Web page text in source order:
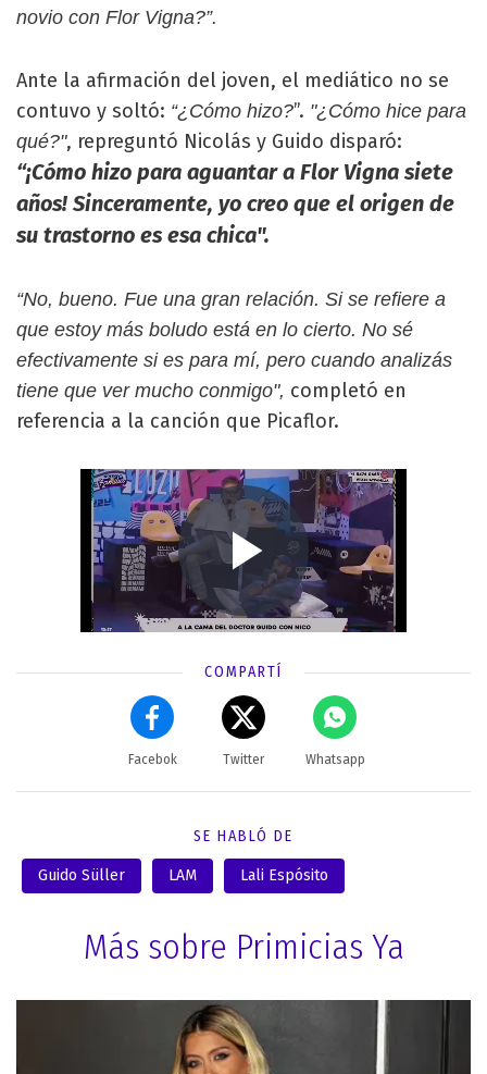
novio con Flor Vigna?”.
Ante la afirmación del joven, el mediático no se
contuvo y soltó: “¿Cómo hizo?”. "¿Cómo hice para
qué?", repreguntó Nicolás y Guido disparó:
“¡Cómo hizo para aguantar a Flor Vigna siete
años! Sinceramente, yo creo que el origen de
su trastorno es esa chica".
“No, bueno. Fue una gran relación. Si se refiere a
que estoy más boludo está en lo cierto. No sé
efectivamente si es para mí, pero cuando analizás
tiene que ver mucho conmigo", completó en
referencia a la canción que Picaflor.
COMPARTÍ
Facebok Twitter Whatsapp
SE HABLÓ DE
Guido Süller LAM Lali Espósito
Más sobre Primicias Ya